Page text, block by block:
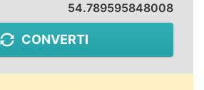
54.789595848008
CONVERTI